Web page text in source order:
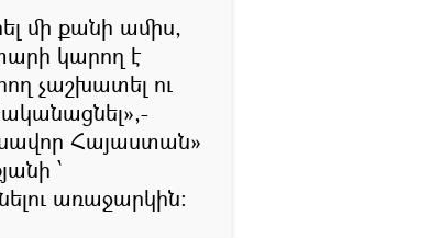
մի քանի ամիս,
կարող է
չաշխատել ու
Հայաստան»
՝
առաջարկին։